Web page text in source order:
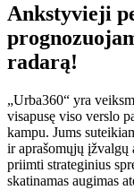
Ankstyvieji
radarą!
„Urba360“ yra
visapusę viso verslo
kampu. Jums
ir aprašomųjų įžvalgų
priimti strateginius
skatinamas augimas